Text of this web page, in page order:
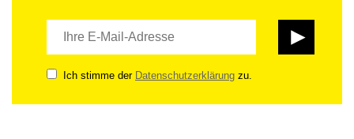
Ich stimme der Datenschutzerklärung zu.